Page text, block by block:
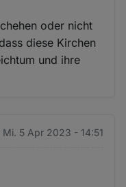
oder nicht
diese Kirchen
und ihre
Mi. 5 Apr 2023 - 14:51